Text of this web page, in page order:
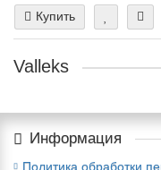
Купить
Valleks
Информация
Политика обработки